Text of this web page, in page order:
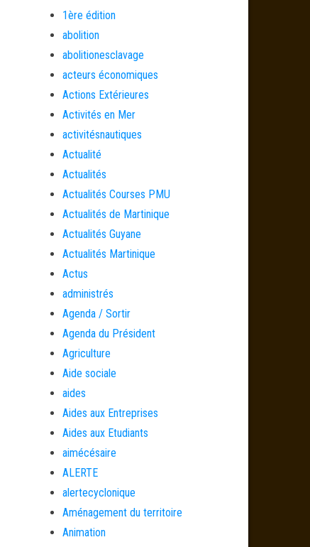
1ère édition
abolition
abolitionesclavage
acteurs économiques
Actions Extérieures
Activités en Mer
activitésnautiques
Actualité
Actualités
Actualités Courses PMU
Actualités de Martinique
Actualités Guyane
Actualités Martinique
Actus
administrés
Agenda / Sortir
Agenda du Président
Agriculture
Aide sociale
aides
Aides aux Entreprises
Aides aux Etudiants
aimécésaire
ALERTE
alertecyclonique
Aménagement du territoire
Animation